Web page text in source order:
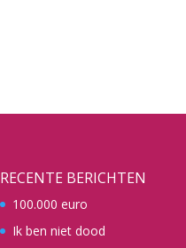
RECENTE BERICHTEN
100.000 euro
Ik ben niet dood